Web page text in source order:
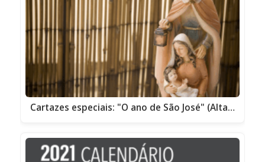
Cartazes especiais: "O ano de São José" (Alta…